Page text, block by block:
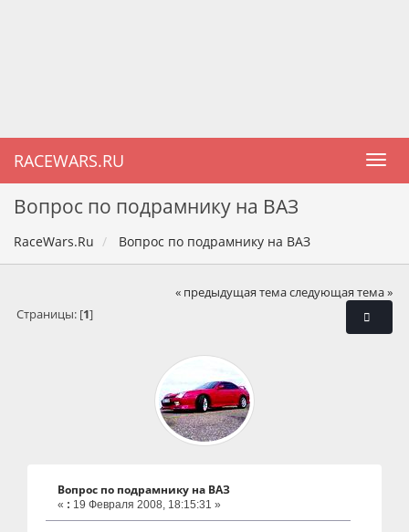
RACEWARS.RU
Вопрос по подрамнику на ВАЗ
RaceWars.Ru Вопрос по подрамнику на ВАЗ
« предыдущая тема следующая тема »
Страницы: [1]
Вопрос по подрамнику на ВАЗ
« : 19 Февраля 2008, 18:15:31 »